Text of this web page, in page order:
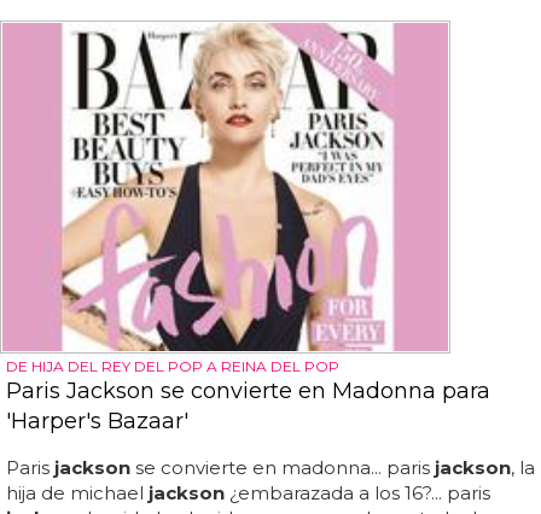
DE HIJA DEL REY DEL POP A REINA DEL POP
Paris Jackson se convierte en Madonna para
'Harper's Bazaar'
Paris jackson se convierte en madonna... paris jackson, la
hija de michael jackson ¿embarazada a los 16?... paris